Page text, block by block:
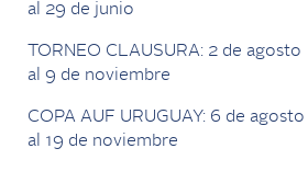
al 29 de junio
TORNEO CLAUSURA: 2 de agosto
al 9 de noviembre
COPA AUF URUGUAY: 6 de agosto
al 19 de noviembre